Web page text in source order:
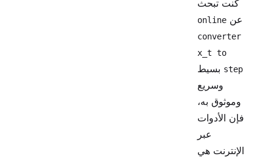
كنت تبحث
عن online
converter
x_t to
step بسيط
وسريع
وموثوق به،
فإن الأدوات
عبر
الإنترنت هي